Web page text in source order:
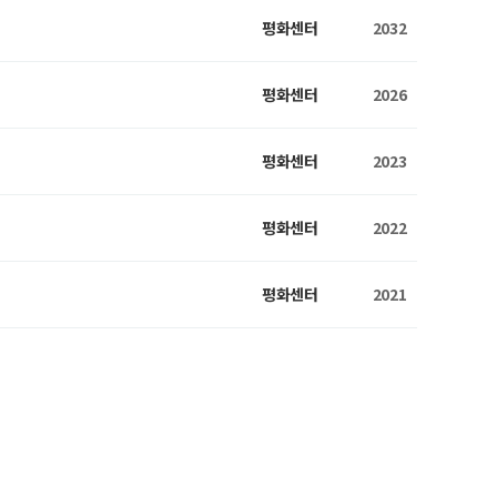
평화센터 2032
평화센터 2026
평화센터 2023
평화센터 2022
평화센터 2021